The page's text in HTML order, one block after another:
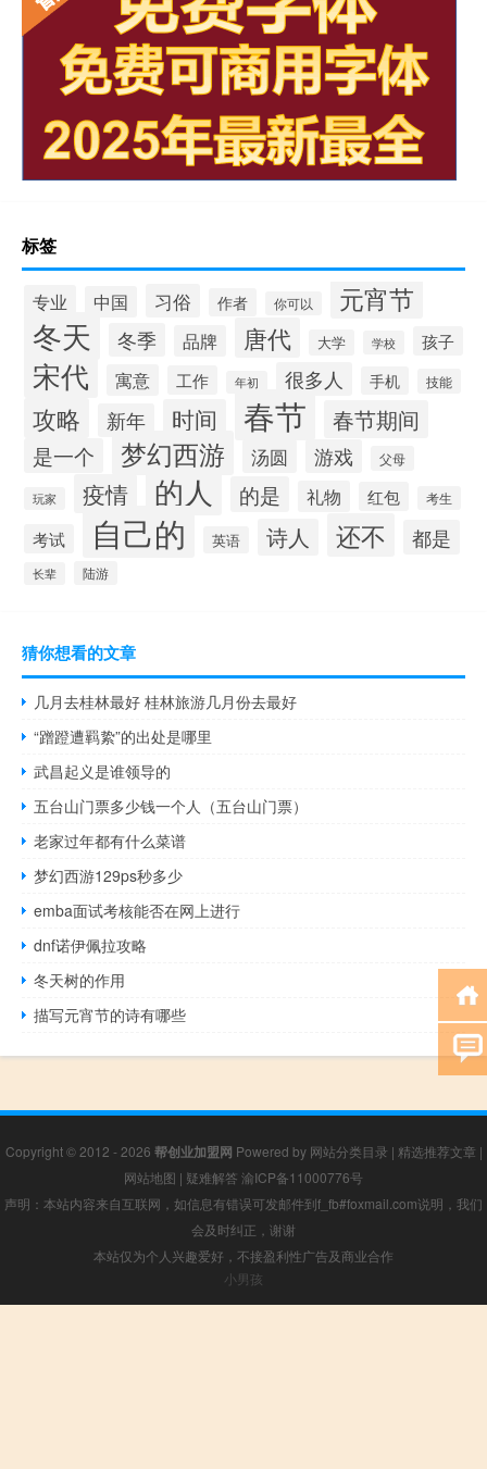
标签
专业 中国 习俗 作者 你可以 元宵节
冬天 冬季 品牌 唐代 大学 学校 孩子
宋代 寓意 工作 年初 很多人 手机 技能
攻略 新年 时间 春节 春节期间
是一个 梦幻西游 汤圆 游戏 父母
玩家 疫情 的人 的是 礼物 红包 考生
考试 自己的 英语 诗人 还不 都是
长辈 陆游
猜你想看的文章
几月去桂林最好 桂林旅游几月份去最好
“蹭蹬遭羁絷”的出处是哪里
武昌起义是谁领导的
五台山门票多少钱一个人（五台山门票）
老家过年都有什么菜谱
梦幻西游129ps秒多少
emba面试考核能否在网上进行
dnf诺伊佩拉攻略
冬天树的作用
描写元宵节的诗有哪些
Copyright © 2012 - 2026 帮创业加盟网 Powered by 网站分类目录 | 精选推荐文章 |
网站地图 | 疑难解答 渝ICP备11000776号
声明：本站内容来自互联网，如信息有错误可发邮件到f_fb#foxmail.com说明，我们
会及时纠正，谢谢
本站仅为个人兴趣爱好，不接盈利性广告及商业合作
小男孩